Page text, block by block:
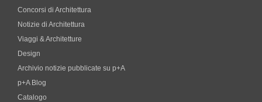
Concorsi di Architettura
Notizie di Architettura
Viaggi & Architetture
Design
Archivio notizie pubblicate su p+A
p+A Blog
Catalogo